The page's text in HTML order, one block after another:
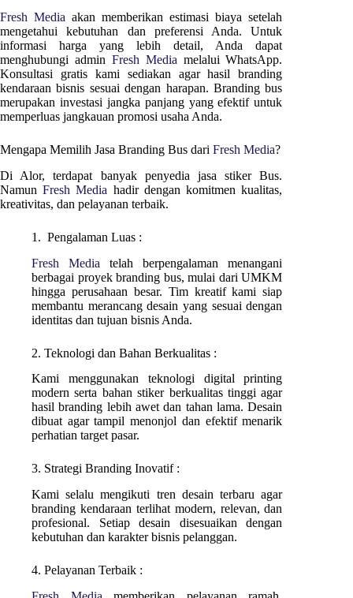
Fresh Media akan memberikan estimasi biaya setelah
mengetahui kebutuhan dan preferensi Anda. Untuk
informasi harga yang lebih detail, Anda dapat
menghubungi admin Fresh Media melalui WhatsApp.
Konsultasi gratis kami sediakan agar hasil branding
kendaraan bisnis sesuai dengan harapan. Branding bus
merupakan investasi jangka panjang yang efektif untuk
memperluas jangkauan promosi usaha Anda.
Mengapa Memilih Jasa Branding Bus dari Fresh Media?
Di Alor, terdapat banyak penyedia jasa stiker Bus.
NamunFresh Media hadir dengan komitmen kualitas,
kreativitas, dan pelayanan terbaik.
1. Pengalaman Luas :
Fresh Media telah berpengalaman menangani
berbagai proyek branding bus, mulai dari UMKM
hingga perusahaan besar. Tim kreatif kami siap
membantu merancang desain yang sesuai dengan
identitas dan tujuan bisnis Anda.
2. Teknologi dan Bahan Berkualitas :
Kami menggunakan teknologi digital printing
modern serta bahan stiker berkualitas tinggi agar
hasil branding lebih awet dan tahan lama. Desain
dibuat agar tampil menonjol dan efektif menarik
perhatian target pasar.
3. Strategi Branding Inovatif :
Kami selalu mengikuti tren desain terbaru agar
branding kendaraan terlihat modern, relevan, dan
profesional. Setiap desain disesuaikan dengan
kebutuhan dan karakter bisnis pelanggan.
4. Pelayanan Terbaik :